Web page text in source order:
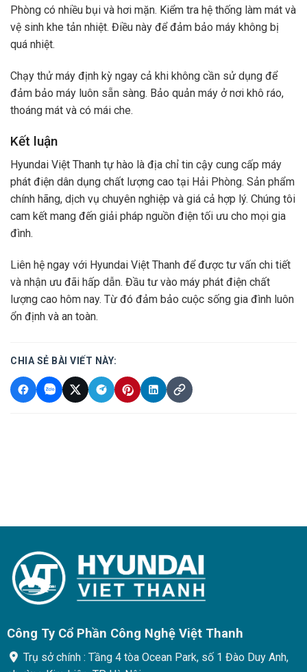
Phòng có nhiều bụi và hơi mặn. Kiểm tra hệ thống làm mát và
vệ sinh khe tản nhiệt. Điều này để đảm bảo máy không bị
quá nhiệt.
Chạy thử máy định kỳ ngay cả khi không cần sử dụng để
đảm bảo máy luôn sẵn sàng. Bảo quản máy ở nơi khô ráo,
thoáng mát và có mái che.
Kết luận
Hyundai Việt Thanh tự hào là địa chỉ tin cậy cung cấp máy
phát điện dân dụng chất lượng cao tại Hải Phòng. Sản phẩm
chính hãng, dịch vụ chuyên nghiệp và giá cả hợp lý. Chúng tôi
cam kết mang đến giải pháp nguồn điện tối ưu cho mọi gia
đình.
Liên hệ ngay với Hyundai Việt Thanh để được tư vấn chi tiết
và nhận ưu đãi hấp dẫn. Đầu tư vào máy phát điện chất
lượng cao hôm nay. Từ đó đảm bảo cuộc sống gia đình luôn
ổn định và an toàn.
CHIA SẺ BÀI VIẾT NÀY:
Công Ty Cổ Phần Công Nghệ Việt Thanh
Trụ sở chính : Tầng 4 tòa Ocean Park, số 1 Đào Duy Anh,